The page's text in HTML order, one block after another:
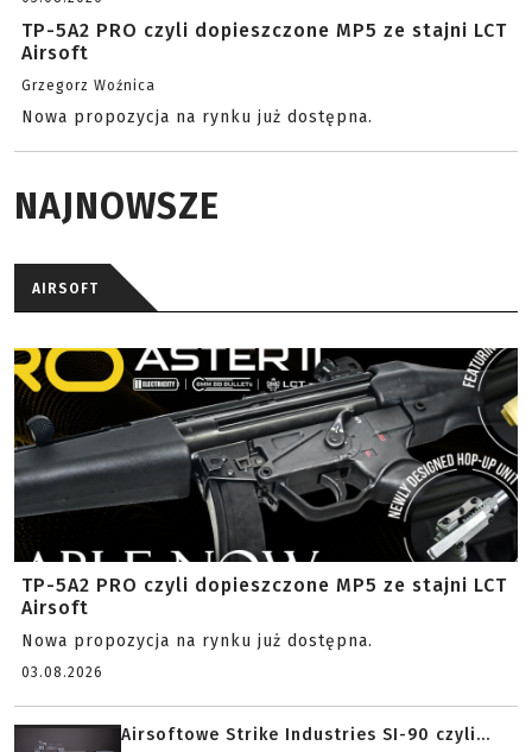
TP-5A2 PRO czyli dopieszczone MP5 ze stajni LCT
Airsoft
Grzegorz Woźnica
Nowa propozycja na rynku już dostępna.
NAJNOWSZE
AIRSOFT
TP-5A2 PRO czyli dopieszczone MP5 ze stajni LCT
Airsoft
Nowa propozycja na rynku już dostępna.
03.08.2026
Airsoftowe Strike Industries SI-90 czyli...